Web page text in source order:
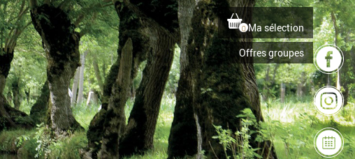
0 Ma sélection
Offres groupes